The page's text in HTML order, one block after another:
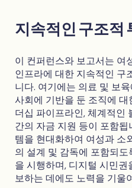
지속적인 구조적
이 컨퍼런스와 보고서는 여
인프라에 대한 지속적인 구
니다. 여기에는 의료 및 보
사회에 기반을 둔 조직에
더십 파이프라인, 체계적인
간의 자금 지원 등이 포함
템을 현대화하여 여성과 소
의 설계 및 감독에 포함되
을 시행하며, 디지털 시민
보하는 데에도 노력을 기울